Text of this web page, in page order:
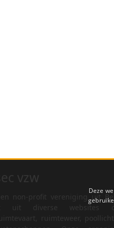
non-profit vereniging uit
uit diverse websites
Deze